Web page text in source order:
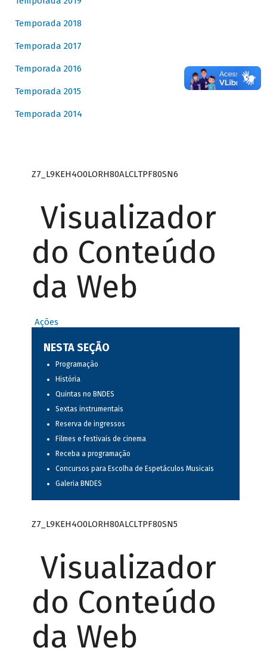
Temporada 2018
Temporada 2017
Temporada 2016
Temporada 2015
Temporada 2014
Z7_L9KEH4O0LORH80ALCLTPF80SN6
Visualizador
do Conteúdo
da Web
Ações
NESTA SEÇÃO
Programação
História
Quintas no BNDES
Sextas instrumentais
Reserva de ingressos
Filmes e festivais de cinema
Receba a programação
Concursos para Escolha de Espetáculos Musicais
Galeria BNDES
Z7_L9KEH4O0LORH80ALCLTPF80SN5
Visualizador
do Conteúdo
da Web